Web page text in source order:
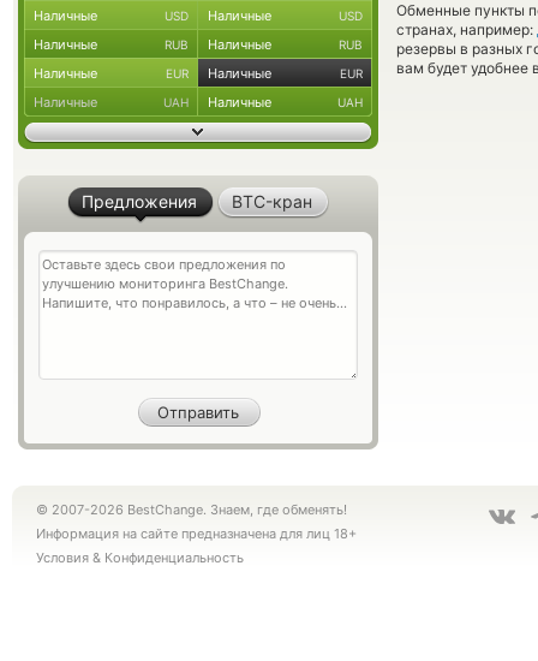
Обменные пункты
странах, например:
резервы в разных
вам будет удобнее
Наличные USD Наличные USD
Наличные RUB Наличные RUB
Наличные EUR Наличные EUR
Наличные UAH Наличные UAH
Предложения BTC-кран
© 2007-2026 BestChange. Знаем, где обменять!
Информация на сайте предназначена для лиц 18+
Условия & Конфиденциальность